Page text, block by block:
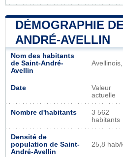
DÉMOGRAPHIE
ANDRÉ-AVELLIN
Nom des habitants
de Saint-André-
Avellin
Date
Valeur
actuelle
Nombre d'habitants
3 562
habitants
Densité de
population de Saint-
André-Avellin
25,8 hab/